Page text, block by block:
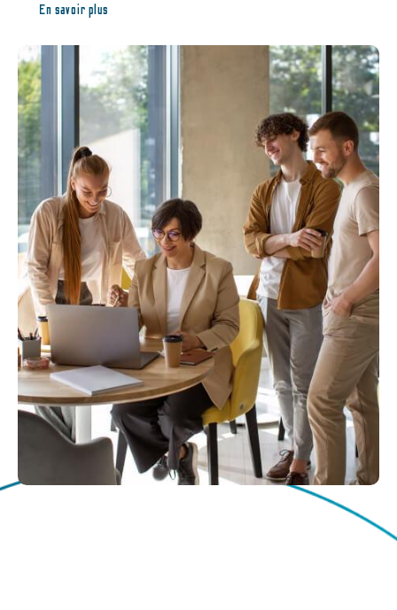
En savoir plus